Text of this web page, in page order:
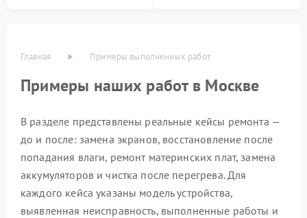
Главная Примеры выполненных работ
Примеры наших работ в Москве
В разделе представлены реальные кейсы ремонта —
до и после: замена экранов, восстановление после
попадания влаги, ремонт материнских плат, замена
аккумуляторов и чистка после перегрева. Для
каждого кейса указаны модель устройства,
выявленная неисправность, выполненные работы и